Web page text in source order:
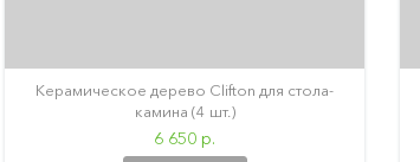
Керамическое дерево Clifton для стола-
камина (4 шт.)
6 650 р.